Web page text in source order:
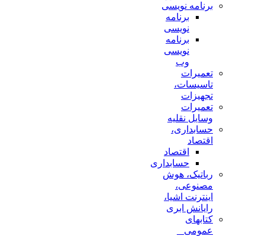
برنامه نویسی
برنامه
نویسی
برنامه
نویسی
وب
تعمیرات
تاسیسات،
تجهیزات
تعمیرات
وسایل نقلیه
حسابداری،
اقتصاد
اقتصاد
حسابداری
رباتیک، هوش
مصنوعی،
اینترنت اشیا،
رایانش ابری
کتابهای
عمومی _